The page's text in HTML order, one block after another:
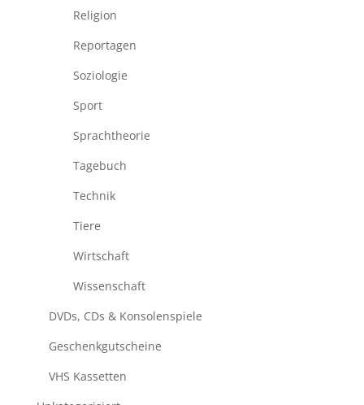
Religion
Reportagen
Soziologie
Sport
Sprachtheorie
Tagebuch
Technik
Tiere
Wirtschaft
Wissenschaft
DVDs, CDs & Konsolenspiele
Geschenkgutscheine
VHS Kassetten